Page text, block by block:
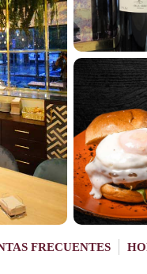
FRECUENTES